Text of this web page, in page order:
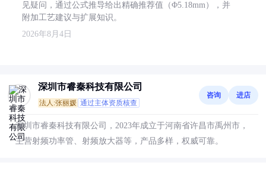
见疑问，通过公式推导给出精确推荐值（Φ5.18mm），并
附加工艺建议与扩展知识。
2026年8月4日
深圳市睿秦科技有限公司
法人:张丽媛 通过主体资质核查
咨询 进店
深圳市睿秦科技有限公司，2023年成立于河南省许昌市禹州市，
主营射频功率管、射频放大器等，产品多样，权威可靠。